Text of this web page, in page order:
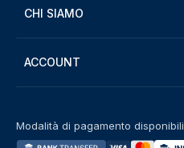
CHI SIAMO
ACCOUNT
Modalità di pagamento disponibili